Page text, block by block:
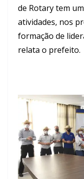
de Rotary tem
atividades, nos
formação de
relata o prefeito.